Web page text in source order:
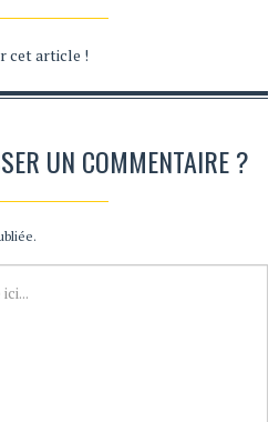
cet article !
UN COMMENTAIRE ?